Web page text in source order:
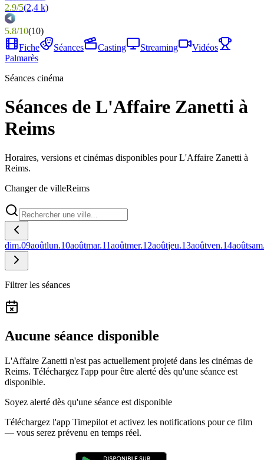
2.9/5(2,4 k)
5.8/10(10)
Fiche
Séances Casting Streaming
Vidéos
Palmarès
Séances cinéma
Séances de L'Affaire Zanetti à
Reims
Horaires, versions et cinémas disponibles pour L'Affaire Zanetti à
Reims.
Changer de villeReims
dim.09aoûtlun.10aoûtmar.11aoûtmer.12aoûtjeu.13aoûtven.14août
Filtrer les séances
Aucune séance disponible
L'Affaire Zanetti n'est pas actuellement projeté dans les cinémas de
Reims. Téléchargez l'app pour être alerté dès qu'une séance est
disponible.
Soyez alerté dès qu'une séance est disponible
Téléchargez l'app Timepilot et activez les notifications pour ce film
— vous serez prévenu en temps réel.